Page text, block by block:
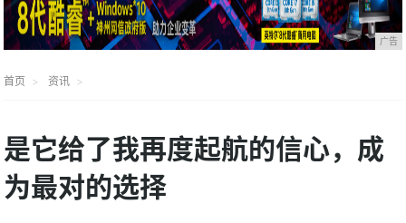
广告
首页 资讯
是它给了我再度起航的信心，成
为最对的选择